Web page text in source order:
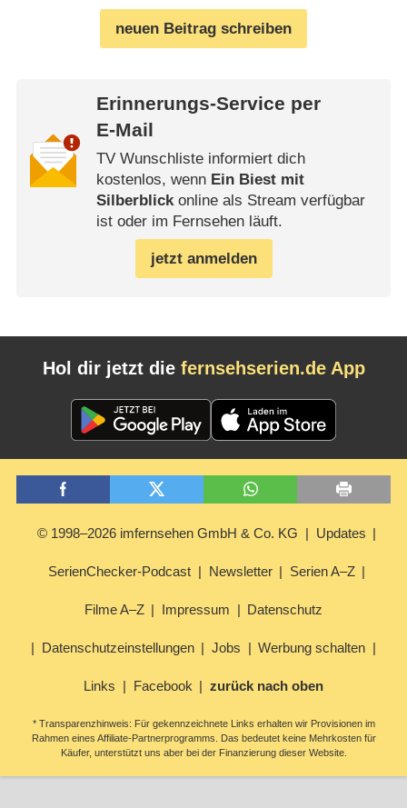
neuen Beitrag schreiben
Erinnerungs-Service per
E-Mail
TV Wunschliste informiert dich
kostenlos, wenn Ein Biest mit
Silberblickonline als Stream verfügbar
ist oder im Fernsehen läuft.
jetzt anmelden
Hol dir jetzt die fernsehserien.de App
© 1998–2026 imfernsehen GmbH & Co. KG Updates
SerienChecker-Podcast Newsletter Serien A–Z
Filme A–Z Impressum Datenschutz
Datenschutzeinstellungen Jobs Werbung schalten
Links Facebook zurück nach oben
* Transparenzhinweis: Für gekennzeichnete Links erhalten wir Provisionen im
Rahmen eines Affiliate-Partnerprogramms. Das bedeutet keine Mehrkosten für
Käufer, unterstützt uns aber bei der Finanzierung dieser Website.